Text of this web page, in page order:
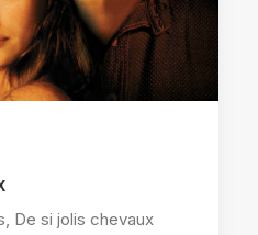
De si jolis chevaux